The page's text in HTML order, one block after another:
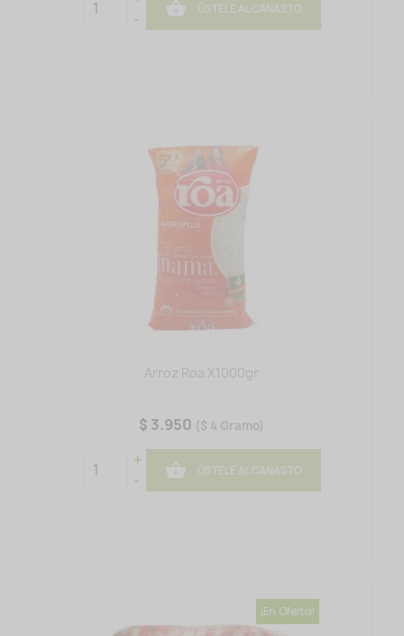
-
 ÚSTELE AL CANASTO
Arroz Roa X1000gr
$ 3.950 ($ 4 Gramo)
+
-
 ÚSTELE AL CANASTO
¡En Oferta!